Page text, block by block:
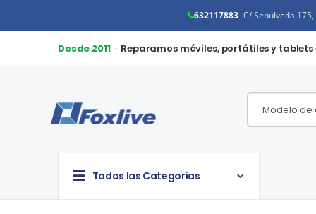
632117883- C/ Sepúlveda
Desde 2011· Reparamos móviles, portátiles y tablets
Todas las Categorías